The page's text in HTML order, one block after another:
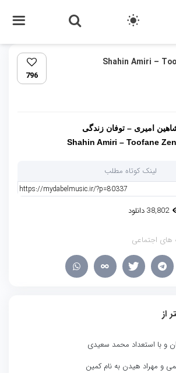
Shahin Amiri –
796
امیری – توفان زندگی
Shahin Amiri – Toofane
لینک کوتاه مطلب
38,802 دانلود
های اجتماعی
از
و با استعداد محمد سعیدی
و مهراد هیدن به نام کمین